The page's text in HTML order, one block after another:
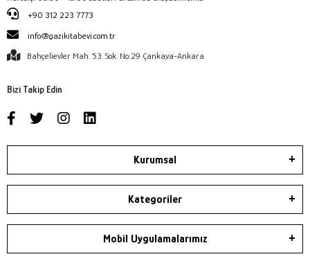
+90 312 223 7773
info@gazikitabevi.com.tr
Bahçelievler Mah. 53. Sok. No:29 Çankaya-Ankara
Bizi Takip Edin
Kurumsal
Kategoriler
Mobil Uygulamalarımız